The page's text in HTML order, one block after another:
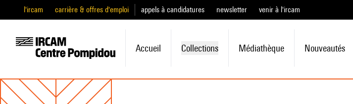
l'ircam carrière & offres d'emploi appels à candidatures newsletter venir à l'ircam
Accueil Collections Médiathèque Nouveautés